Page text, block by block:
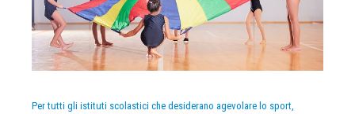
Per tutti gli istituti scolastici che desiderano agevolare lo sport,